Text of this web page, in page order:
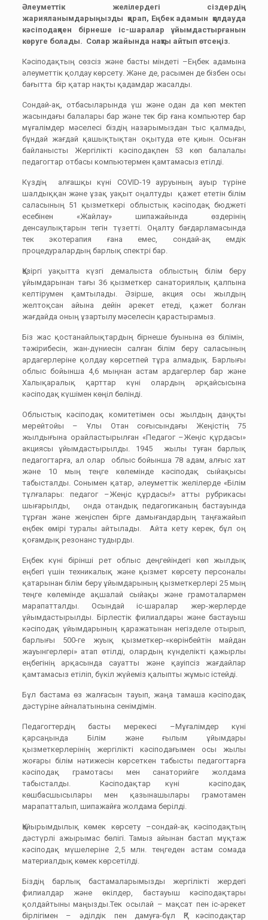
Әлеуметтік желілердегі сіздердің
жарияланымдарыңызды қарап, Еңбек адамын қолдауда
кәсіподақпен бірнеше іс-шаралар ұйымдастырғанын
көруге болады. Солар жайында нақты айтып өтсеңіз.
Кәсіподақтың сөзсіз және басты міндеті –Еңбек адамына
әлеуметтік қолдау көрсету. Және де, расымен де бізбен осы
бағытта бір қатар нақты қадамдар жасалды.
Сондай-ақ, отбасыларында үш және одан да көп мектеп
жасындағы балалары бар және тек бір ғана компьютер бар
мұғалімдер мәселесі біздің назарымыздан тыс қалмады,
бұндай жағдай қашықтықтан оқытуда өте қиын. Осыған
байланысты Жергілікті кәсіподақпен 53 көп балалалы
педагогтар отбасы компьютермен қамтамасыз етілді.
Күздің алғашқы күні COVID-19 ауруының ауыр түріне
шалдыққан және ұзақ уақыт оңалтуды қажет ететін білім
саласының 51 қызметкері облыстық кәсіподақ бюджеті
есебінен «Жайлау» шипажайында өздерінің
денсаулықтарын тегін түзетті. Оңалту бағдарламасында
тек экотерапия ғана емес, сондай-ақ емдік
процедуралардың барлық спектрі бар.
Қазіргі уақытта күзгі демалыста облыстың білім беру
ұйымдарынан тағы 36 қызметкер санаториялық қалпына
келтірумен қамтылады. Әзірше, акция осы жылдың
желтоқсан айына дейін әрекет етеді, қажет болған
жағдайда оның ұзартылу мәселесін қарастырамыз.
Біз жас қостанайлықтардың бірнеше буынына өз білімін,
тәжірибесін, жан-дүниесін салған білім беру саласының
ардагерлеріне қолдау көрсетпей тұра алмадық. Барлығы
облыс бойынша 4,6 мыңнан астам ардагерлер бар және
Халықаралық қарттар күні олардың әрқайсысына
кәсіподақ күшімен көңіл бөлінді.
Облыстық кәсіподақ комитетімен осы жылдың даңқты
мерейтойы – Ұлы Отан соғысындағы Жеңістің 75
жылдығына орайластырылған «Педагог –Жеңіс құрдасы»
акциясы ұйымдастырылды. 1945 жылы туған барлық
педагогтарға, ал олар облыс бойынша 78 адам, алғыс хат
және 10 мың теңге көлемінде кәсіподақ сыйақысы
табысталды. Сонымен қатар, әлеуметтік желілерде «Білім
тұлғалары: педагог –Жеңіс құрдасы!» атты рубрикасы
шығарылды, онда отандық педагогиканың бастауында
тұрған және жеңіспен бірге дамығандардың таңғажайып
еңбек өмірі туралы айтылады. Айта кету керек, бұл оң
қоғамдық резонанс тудырды.
Еңбек күні бірінші рет облыс деңгейіндегі көп жылдық
еңбегі үшін техникалық және қызмет көрсету персоналы
қатарынан білім беру ұйымдарының қызметкерлері 25 мың
теңге көлемінде ақшалай сыйақы және грамоталармен
марапатталды. Осындай іс-шаралар жер-жерлерде
ұйымдастырылды. Бірлестік филиалдары және бастауыш
кәсіподақ ұйымдарының қаражатынан негізделе отырып,
барлығы 500-ге жуық қызметкер-«көрінбейтін майдан
жауынгерлері» атап өтілді, олардың күнделікті қажырлы
еңбегінің арқасында сауатты және қауіпсіз жағдайлар
қамтамасыз етіліп, бүкіл жүйеміз қалыпты жұмыс істейді.
Бұл бастама өз жалғасын тауып, жаңа тамаша кәсіподақ
дәстүріне айналатынына сенімдімін.
Педагогтердің басты мерекесі –Мұғалімдер күні
қарсаңында Білім және ғылым ұйымдары
қызметкерлерінің жергілікті кәсіподағымен осы жылы
жоғары білім нәтижесін көрсеткен табысты педагогтарға
кәсіподақ грамотасы мен санаторийге жолдама
табысталды. Кәсіподақтар күні кәсіподақ
көшбасшысылары мен қазынашылары грамотамен
марапатталып, шипажайға жолдама берілді.
Қайырымдылық көмек көрсету –сондай-ақ кәсіподақтың
дәстүрлі ажырымас бөлігі. Тамыз айынан бастап мұқтаж
кәсіподақ мүшелеріне 2,5 млн. теңгеден астам сомада
материалдық көмек көрсетілді.
Біздің барлық бастамаларымызды жергілікті жердегі
филиалдар және өкілдер, бастауыш кәсіподақтары
қолдайтыны маңызды.Тек осылай – мақсат пен іс-әрекет
бірлігімен – әділдік пен дамуға-бұл ҚР кәсіподақтар